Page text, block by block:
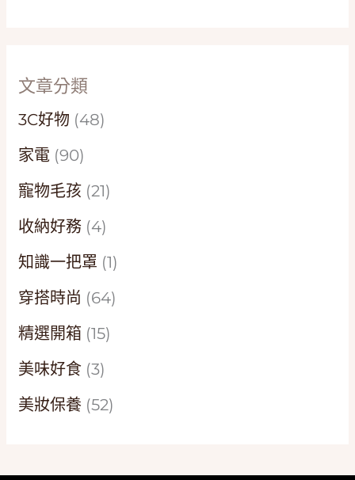
文章分類
3C好物 (48)
家電 (90)
寵物毛孩 (21)
收納好務 (4)
知識一把罩 (1)
穿搭時尚 (64)
精選開箱 (15)
美味好食 (3)
美妝保養 (52)